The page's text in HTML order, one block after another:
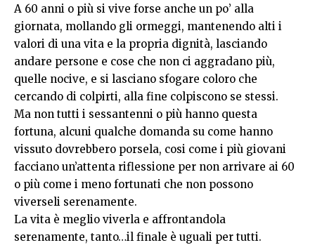
A 60 anni o più si vive forse anche un po’ alla
giornata, mollando gli ormeggi, mantenendo alti i
valori di una vita e la propria dignità, lasciando
andare persone e cose che non ci aggradano più,
quelle nocive, e si lasciano sfogare coloro che
cercando di colpirti, alla fine colpiscono se stessi.
Ma non tutti i sessantenni o più hanno questa
fortuna, alcuni qualche domanda su come hanno
vissuto dovrebbero porsela, cosi come i più giovani
facciano un’attenta riflessione per non arrivare ai 60
o più come i meno fortunati che non possono
viverseli serenamente.
La vita è meglio viverla e affrontandola
serenamente, tanto…il finale è uguali per tutti.